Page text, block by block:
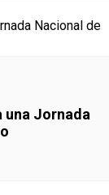
una Jornada